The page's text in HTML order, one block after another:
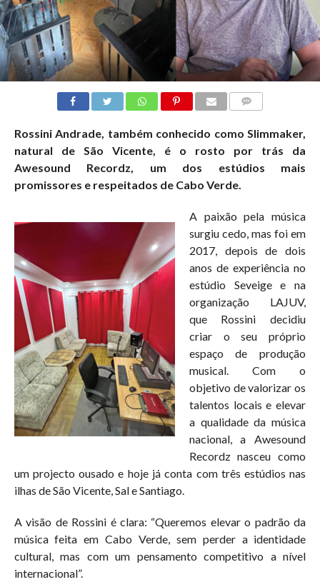
Rossini Andrade, também conhecido como Slimmaker,
natural de São Vicente, é o rosto por trás da
Awesound Recordz, um dos estúdios mais
promissores e respeitados de Cabo Verde.
A paixão pela música
surgiu cedo, mas foi em
2017, depois de dois
anos de experiência no
estúdio Seveige e na
organização LAJUV,
que Rossini decidiu
criar o seu próprio
espaço de produção
musical. Com o
objetivo de valorizar os
talentos locais e elevar
a qualidade da música
nacional, a Awesound
Recordz nasceu como
um projecto ousado e hoje já conta com três estúdios nas
ilhas de São Vicente, Sal e Santiago.
A visão de Rossini é clara: “Queremos elevar o padrão da
música feita em Cabo Verde, sem perder a identidade
cultural, mas com um pensamento competitivo a nível
internacional”.